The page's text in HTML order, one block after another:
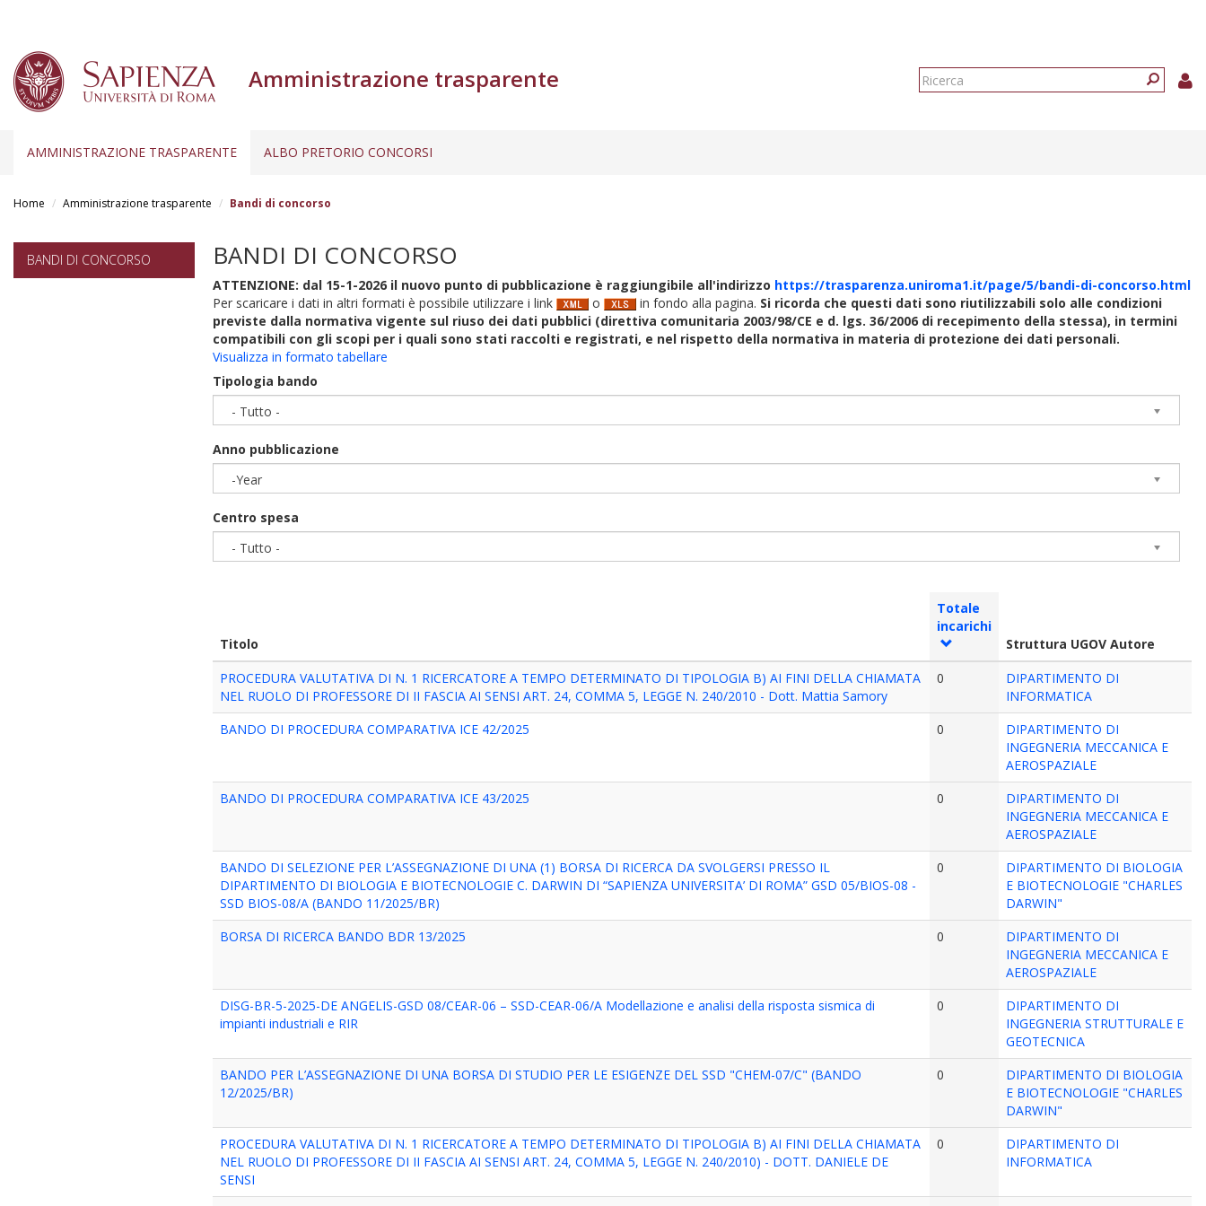
Amministrazione trasparente
Form
AMMINISTRAZIONE TRASPARENTE ALBO PRETORIO CONCORSI
Home Amministrazione trasparente Bandi di concorso
BANDI DI CONCORSO BANDI DI CONCORSO
ATTENZIONE: dal 15-1-2026 il nuovo punto di pubblicazione è raggiungibile all'indirizzo https://trasparenza.uniroma1.it/page/5/bandi-di-concorso.html
Per scaricare i dati in altri formati è possibile utilizzare i link
o in fondo alla pagina. Si ricorda che questi dati sono riutilizzabili solo alle condizioni
previste dalla normativa vigente sul riuso dei dati pubblici (direttiva comunitaria 2003/98/CE e d. lgs. 36/2006 di recepimento della stessa), in termini
compatibili con gli scopi per i quali sono stati raccolti e registrati, e nel rispetto della normativa in materia di protezione dei dati personali.
Visualizza in formato tabellare
Tipologia bando
- Tutto -
Anno pubblicazione
-Year
Centro spesa
- Tutto -
Titolo
Totale
incarichi
Struttura UGOV Autore
PROCEDURA VALUTATIVA DI N. 1 RICERCATORE A TEMPO DETERMINATO DI TIPOLOGIA B) AI FINI DELLA CHIAMATA
NEL RUOLO DI PROFESSORE DI II FASCIA AI SENSI ART. 24, COMMA 5, LEGGE N. 240/2010 - Dott. Mattia Samory
0
DIPARTIMENTO DI
INFORMATICA
BANDO DI PROCEDURA COMPARATIVA ICE 42/2025
0
DIPARTIMENTO DI
INGEGNERIA MECCANICA E
AEROSPAZIALE
BANDO DI PROCEDURA COMPARATIVA ICE 43/2025
0
DIPARTIMENTO DI
INGEGNERIA MECCANICA E
AEROSPAZIALE
BANDO DI SELEZIONE PER L’ASSEGNAZIONE DI UNA (1) BORSA DI RICERCA DA SVOLGERSI PRESSO IL
DIPARTIMENTO DI BIOLOGIA E BIOTECNOLOGIE C. DARWIN DI “SAPIENZA UNIVERSITA’ DI ROMA” GSD 05/BIOS-08 -
SSD BIOS-08/A (BANDO 11/2025/BR)
0
DIPARTIMENTO DI BIOLOGIA
E BIOTECNOLOGIE "CHARLES
DARWIN"
BORSA DI RICERCA BANDO BDR 13/2025
0
DIPARTIMENTO DI
INGEGNERIA MECCANICA E
AEROSPAZIALE
DISG-BR-5-2025-DE ANGELIS-GSD 08/CEAR-06 – SSD-CEAR-06/A Modellazione e analisi della risposta sismica di
impianti industriali e RIR
0
DIPARTIMENTO DI
INGEGNERIA STRUTTURALE E
GEOTECNICA
BANDO PER L’ASSEGNAZIONE DI UNA BORSA DI STUDIO PER LE ESIGENZE DEL SSD "CHEM-07/C" (BANDO
12/2025/BR)
0
DIPARTIMENTO DI BIOLOGIA
E BIOTECNOLOGIE "CHARLES
DARWIN"
PROCEDURA VALUTATIVA DI N. 1 RICERCATORE A TEMPO DETERMINATO DI TIPOLOGIA B) AI FINI DELLA CHIAMATA
NEL RUOLO DI PROFESSORE DI II FASCIA AI SENSI ART. 24, COMMA 5, LEGGE N. 240/2010) - DOTT. DANIELE DE
SENSI
0
DIPARTIMENTO DI
INFORMATICA